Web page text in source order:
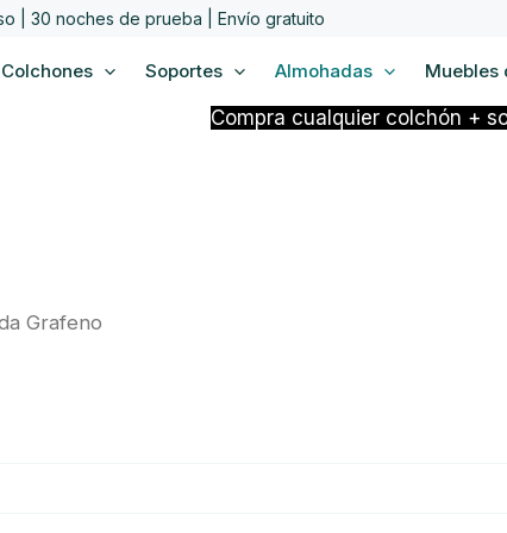
| 30 noches de prueba | Envío gratuito
Colchones Soportes Almohadas Muebles
Compra cualquier colchón +
Grafeno